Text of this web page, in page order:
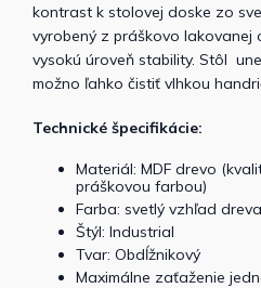
kontrast k stolovej doske zo
vyrobený z práškovo lakovanej
vysokú úroveň stability. Stôl
možno ľahko čistiť vlhkou
Technické špecifikácie:
Materiál: MDF drevo
práškovou farbou)
Farba: svetlý vzhľad
Štýl: Industrial
Tvar: Obdĺžnikový
Maximálne zaťaženie